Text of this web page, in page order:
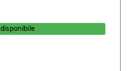
disponibile